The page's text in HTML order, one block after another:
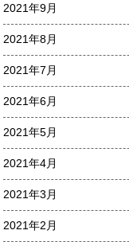
2021年9月
2021年8月
2021年7月
2021年6月
2021年5月
2021年4月
2021年3月
2021年2月